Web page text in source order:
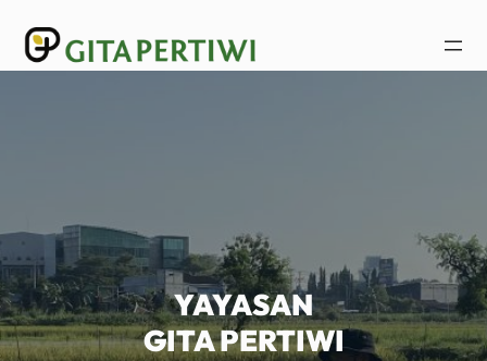
Lewati
ke
YAYASAN
GITA PERTIWI